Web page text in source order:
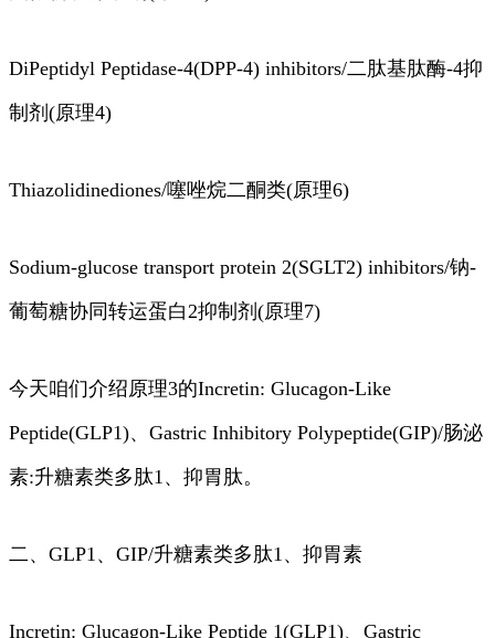
DiPeptidyl Peptidase-4(DPP-4) inhibitors/二肽基肽酶-4抑
制剂(原理4)
Thiazolidinediones/噻唑烷二酮类(原理6)
Sodium-glucose transport protein 2(SGLT2) inhibitors/钠-
葡萄糖协同转运蛋白2抑制剂(原理7)
今天咱们介绍原理3的Incretin: Glucagon-Like
Peptide(GLP1)、Gastric Inhibitory Polypeptide(GIP)/肠泌
素:升糖素类多肽1、抑胃肽。
二、GLP1、GIP/升糖素类多肽1、抑胃素
Incretin: Glucagon-Like Peptide 1(GLP1)、Gastric